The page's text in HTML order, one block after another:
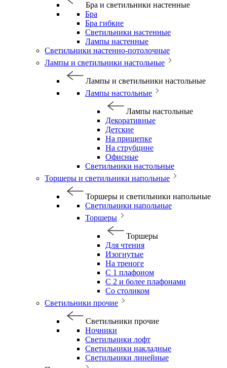
Бра и светильники настенные
Бра
Бра гибкие
Светильники настенные
Лампы настенные
Светильники настенно-потолочные
Лампы и светильники настольные
Лампы и светильники настольные
Лампы настольные
Лампы настольные
Декоративные
Детские
На прищепке
На струбцине
Офисные
Светильники настольные
Торшеры и светильники напольные
Торшеры и светильники напольные
Светильники напольные
Торшеры
Торшеры
Для чтения
Изогнутые
На треноге
С 1 плафоном
С 2 и более плафонами
Со столиком
Светильники прочие
Светильники прочие
Ночники
Светильники лофт
Светильники накладные
Светильники линейные